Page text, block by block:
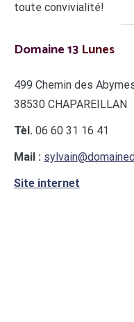
toute convivialité!
Domaine 13 Lunes
499 Chemin des
38530 CHAPAREILLAN
Tèl. 06 60 31 16 41
Mail :
Site internet